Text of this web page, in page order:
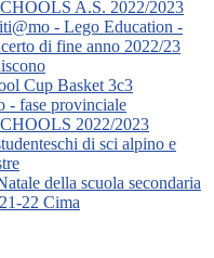
A.S. 2022/2023
- Lego Education -
di fine anno 2022/23
Cup Basket 3c3
- fase provinciale
2022/2023
di sci alpino e
della scuola secondaria
22 Cima